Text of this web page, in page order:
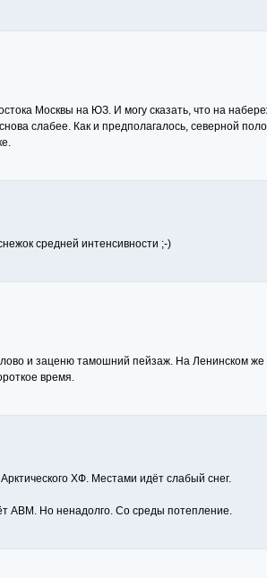
Москвы на ЮЗ. И могу сказать, что на
слабее. Как и предполагалось, северной
средней интенсивности ;-)
и заценю тамошний пейзаж. На Ленинском же
время.
ХФ. Местами идёт слабый снег.
АВМ. Но ненадолго. Со среды потепление.